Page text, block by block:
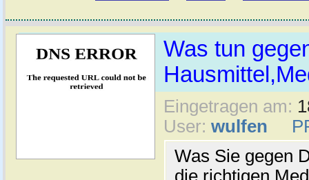
Was tun
Eingetragen am:
User: wulfen
Was Sie gegen